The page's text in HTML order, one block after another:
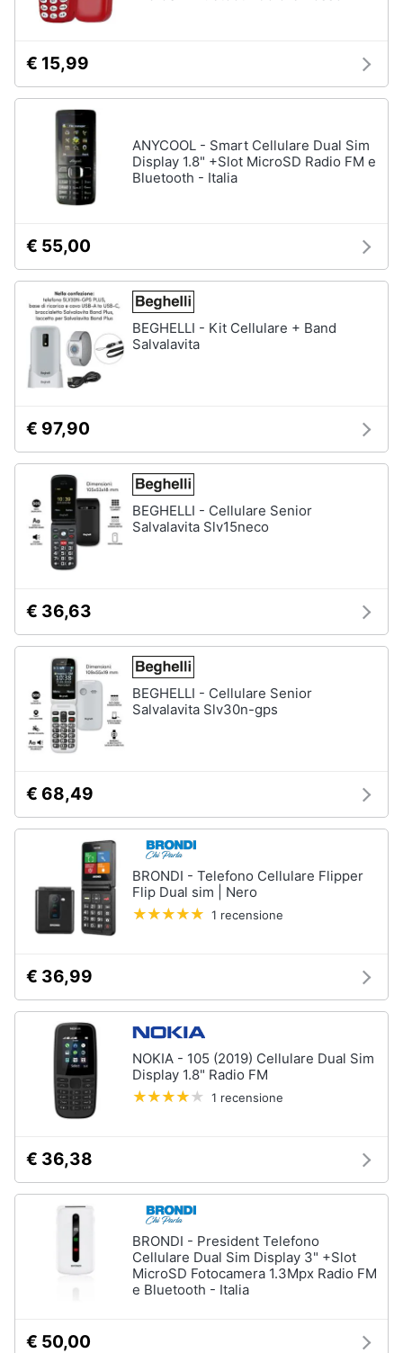
€ 15,99
ANYCOOL - Smart Cellulare Dual Sim
Display 1.8" +Slot MicroSD Radio FM e
Bluetooth - Italia
€ 55,00
BEGHELLI - Kit Cellulare + Band
Salvalavita
€ 97,90
BEGHELLI - Cellulare Senior
Salvalavita Slv15neco
€ 36,63
BEGHELLI - Cellulare Senior
Salvalavita Slv30n-gps
€ 68,49
BRONDI - Telefono Cellulare Flipper
Flip Dual sim | Nero
1 recensione
€ 36,99
NOKIA - 105 (2019) Cellulare Dual Sim
Display 1.8" Radio FM
1 recensione
€ 36,38
BRONDI - President Telefono
Cellulare Dual Sim Display 3" +Slot
MicroSD Fotocamera 1.3Mpx Radio FM
e Bluetooth - Italia
€ 50,00